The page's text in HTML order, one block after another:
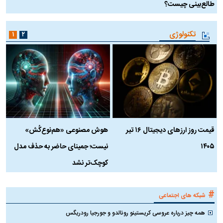
طالع‌بینی چیست؟
تکنولوژی
قیمت روز ارز‌های دیجیتال ۱۶ تیر
۱۴۰۵
هوش مصنوعی «هم‌نوع‌کُش»
نیست؛ جمینای حاضر به حذف مدل
کوچک‌تر نشد
۱ ۲
# شبکه های اجتماعی
همه چیز درباره عروسی کریستینو رونالدو و جورجیا رودریگس